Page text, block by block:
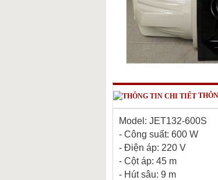
Model: JET132-600S
- Công suất: 600 W
- Điện áp: 220 V
- Cột áp: 45 m
- Hút sâu: 9 m